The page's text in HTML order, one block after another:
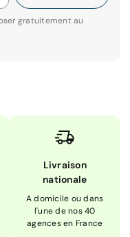
gratuitement au
Livraison
nationale
A domicile ou dans
l'une de nos 40
agences en France